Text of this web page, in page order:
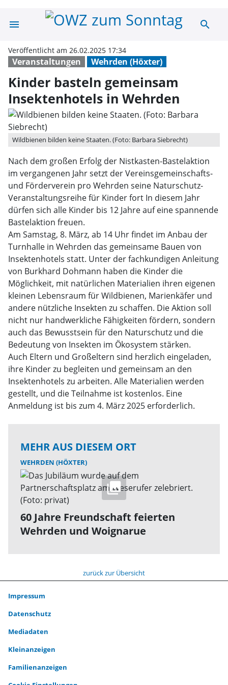
menu Kinder basteln
search
Veranstaltungen Wehrden (Höxter)
Veröffentlicht am 26.02.2025 17:34
Kinder basteln gemeinsam
Insektenhotels in Wehrden
Wildbienen bilden keine Staaten. (Foto: Barbara Siebrecht)
Nach dem großen Erfolg der Nistkasten-Bastelaktion
im vergangenen Jahr setzt der Vereinsgemeinschafts-
und Förderverein pro Wehrden seine Naturschutz-
Veranstaltungsreihe für Kinder fort In diesem Jahr
dürfen sich alle Kinder bis 12 Jahre auf eine spannende
Bastelaktion freuen.
Am Samstag, 8. März, ab 14 Uhr findet im Anbau der
Turnhalle in Wehrden das gemeinsame Bauen von
Insektenhotels statt. Unter der fachkundigen Anleitung
von Burkhard Dohmann haben die Kinder die
Möglichkeit, mit natürlichen Materialien ihren eigenen
kleinen Lebensraum für Wildbienen, Marienkäfer und
andere nützliche Insekten zu schaffen. Die Aktion soll
nicht nur handwerkliche Fähigkeiten fördern, sondern
auch das Bewusstsein für den Naturschutz und die
Bedeutung von Insekten im Ökosystem stärken.
Auch Eltern und Großeltern sind herzlich eingeladen,
ihre Kinder zu begleiten und gemeinsam an den
Insektenhotels zu arbeiten. Alle Materialien werden
gestellt, und die Teilnahme ist kostenlos. Eine
Anmeldung ist bis zum 4. März 2025 erforderlich.
MEHR AUS DIESEM ORT
WEHRDEN (HÖXTER)
60 Jahre Freundschaft feierten
Wehrden und Woignarue
zurück zur Übersicht
Impressum
Datenschutz
Mediadaten
Kleinanzeigen
Familienanzeigen